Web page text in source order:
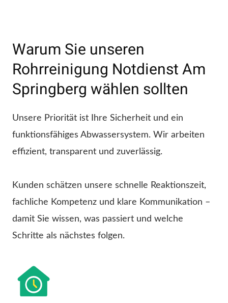
Warum Sie unseren
Rohrreinigung Notdienst Am
Springberg wählen sollten
Unsere Priorität ist Ihre Sicherheit und ein
funktionsfähiges Abwassersystem. Wir arbeiten
effizient, transparent und zuverlässig.
Kunden schätzen unsere schnelle Reaktionszeit,
fachliche Kompetenz und klare Kommunikation –
damit Sie wissen, was passiert und welche
Schritte als nächstes folgen.